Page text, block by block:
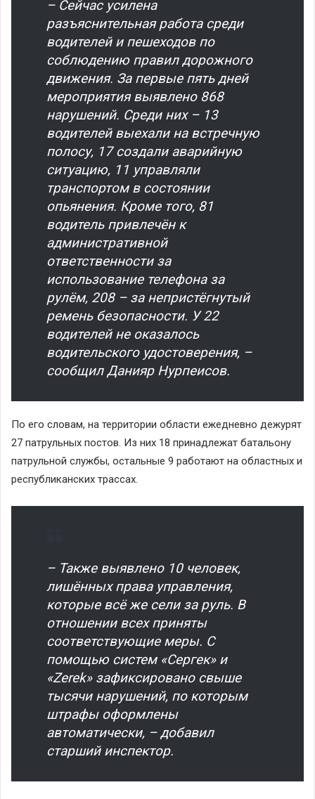
– Сейчас усилена
разъяснительная работа среди
водителей и пешеходов по
соблюдению правил дорожного
движения. За первые пять дней
мероприятия выявлено 868
нарушений. Среди них – 13
водителей выехали на встречную
полосу, 17 создали аварийную
ситуацию, 11 управляли
транспортом в состоянии
опьянения. Кроме того, 81
водитель привлечён к
административной
ответственности за
использование телефона за
рулём, 208 – за непристёгнутый
ремень безопасности. У 22
водителей не оказалось
водительского удостоверения, –
сообщил Данияр Нурпеисов.
По его словам, на территории области ежедневно дежурят
27 патрульных постов. Из них 18 принадлежат батальону
патрульной службы, остальные 9 работают на областных и
республиканских трассах.
– Также выявлено 10 человек,
лишённых права управления,
которые всё же сели за руль. В
отношении всех приняты
соответствующие меры. С
помощью систем «Сергек» и
«Zerek» зафиксировано свыше
тысячи нарушений, по которым
штрафы оформлены
автоматически, – добавил
старший инспектор.